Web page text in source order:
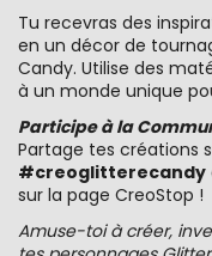
Tu recevras des
en un décor de
Candy. Utilise des
à un monde unique
Participe à la
Partage tes créations
#creoglitterecandy
sur la page CreoStop !
Amuse-toi à créer,